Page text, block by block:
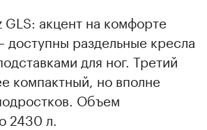
GLS: акцент на комфорте
доступны раздельные кресла
для ног. Третий
компактный, но вполне
Объем
2430 л.